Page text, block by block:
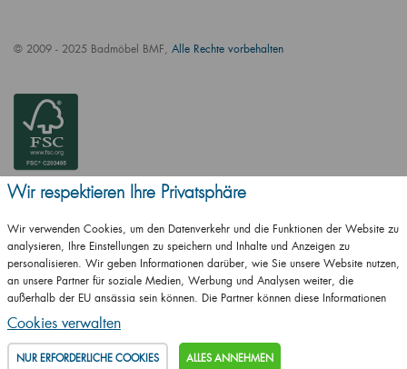
© 2009 - 2025 Badmöbel BMF, Alle Rechte vorbehalten
ČSN EN ISO
9001:2016
Wir respektieren Ihre Privatsphäre
Wir verwenden Cookies, um den Datenverkehr und die Funktionen der Website zu
analysieren, Ihre Einstellungen zu speichern und Inhalte und Anzeigen zu
personalisieren. Wir geben Informationen darüber, wie Sie unsere Website nutzen,
an unsere Partner für soziale Medien, Werbung und Analysen weiter, die
außerhalb der EU ansässig sein können. Die Partner können diese Informationen
mit anderen Informationen kombinieren, die Sie ihnen zur Verfügung gestellt haben
oder die sie als Ergebnis Ihrer Nutzung ihrer Dienste erhalten haben.
Cookies verwalten
NUR ERFORDERLICHE COOKIES ALLES ANNEHMEN